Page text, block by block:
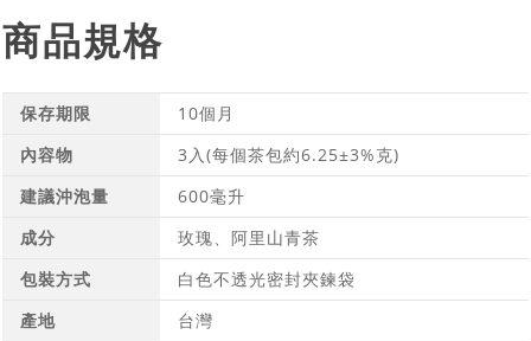
商品規格
保存期限
10個月
內容物
3入(每個茶包約6.25±3%克)
建議沖泡量
600毫升
成分
玫瑰、阿里山青茶
包裝方式
白色不透光密封夾鍊袋
產地
台灣